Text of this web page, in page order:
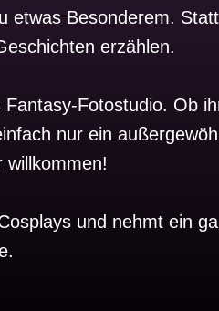
etwas Besonderem.
erzählen.
Fotostudio. Ob
nur ein
willkommen!
und nehmt ein